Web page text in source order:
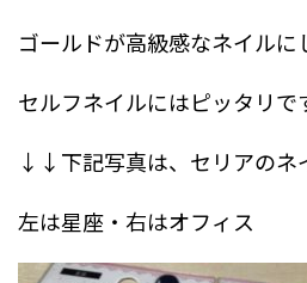
ゴールドが高級感なネイルに
セルフネイルにはピッタリで
↓↓下記写真は、セリアのネ
左は星座・右はオフィス